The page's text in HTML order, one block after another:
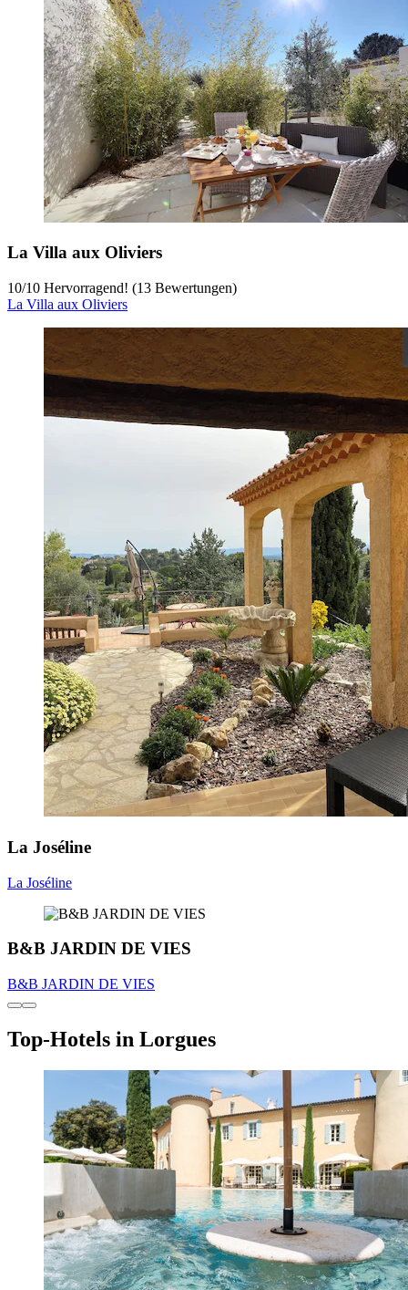
La Villa aux Oliviers
10/10 Hervorragend! (13 Bewertungen)
La Villa aux Oliviers
La Joséline
La Joséline
B&B JARDIN DE VIES
B&B JARDIN DE VIES
Top-Hotels in Lorgues